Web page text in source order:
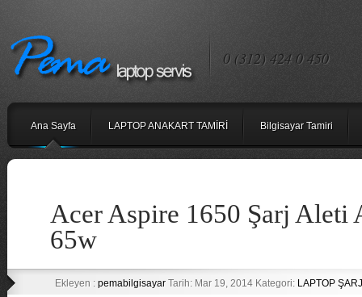
0 (312) 424 0 450
Ana Sayfa LAPTOP ANAKART TAMİRİ Bilgisayar Tamiri
Acer Aspire 1650 Şarj Aleti
65w
Ekleyen : pemabilgisayarTarih: Mar 19, 2014 Kategori: LAPTOP